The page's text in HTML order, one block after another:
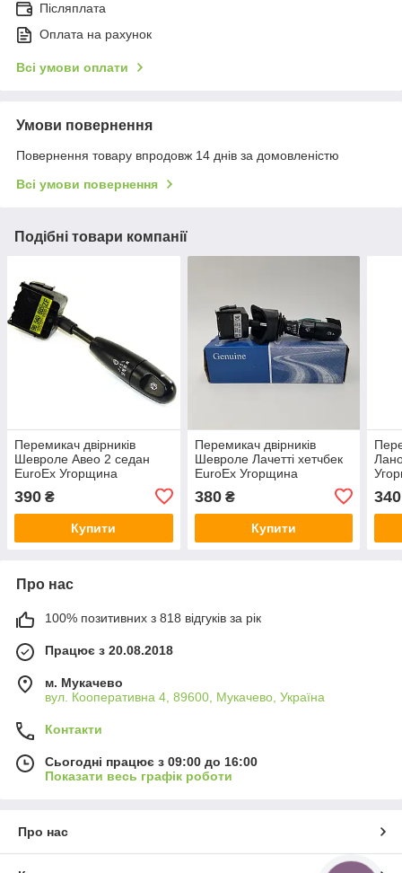
Післяплата
Оплата на рахунок
Всі умови оплати
Умови повернення
Повернення товару впродовж 14 днів за домовленістю
Всі умови повернення
Подібні товари компанії
Перемикач двірників
Шевроле Авео 2 седан
EuroEx Угорщина
390 ₴
Купити
Перемикач двірників
Шевроле Лачетті хетчбек
EuroEx Угорщина
380₴
Купити
340
Про нас
100% позитивних з 818 відгуків за рік
Працює з 20.08.2018
м. Мукачево
вул. Кооперативна 4, 89600, Мукачево, Україна
Контакти
Сьогодні працює з 09:00 до 16:00
Показати весь графік роботи
Про нас